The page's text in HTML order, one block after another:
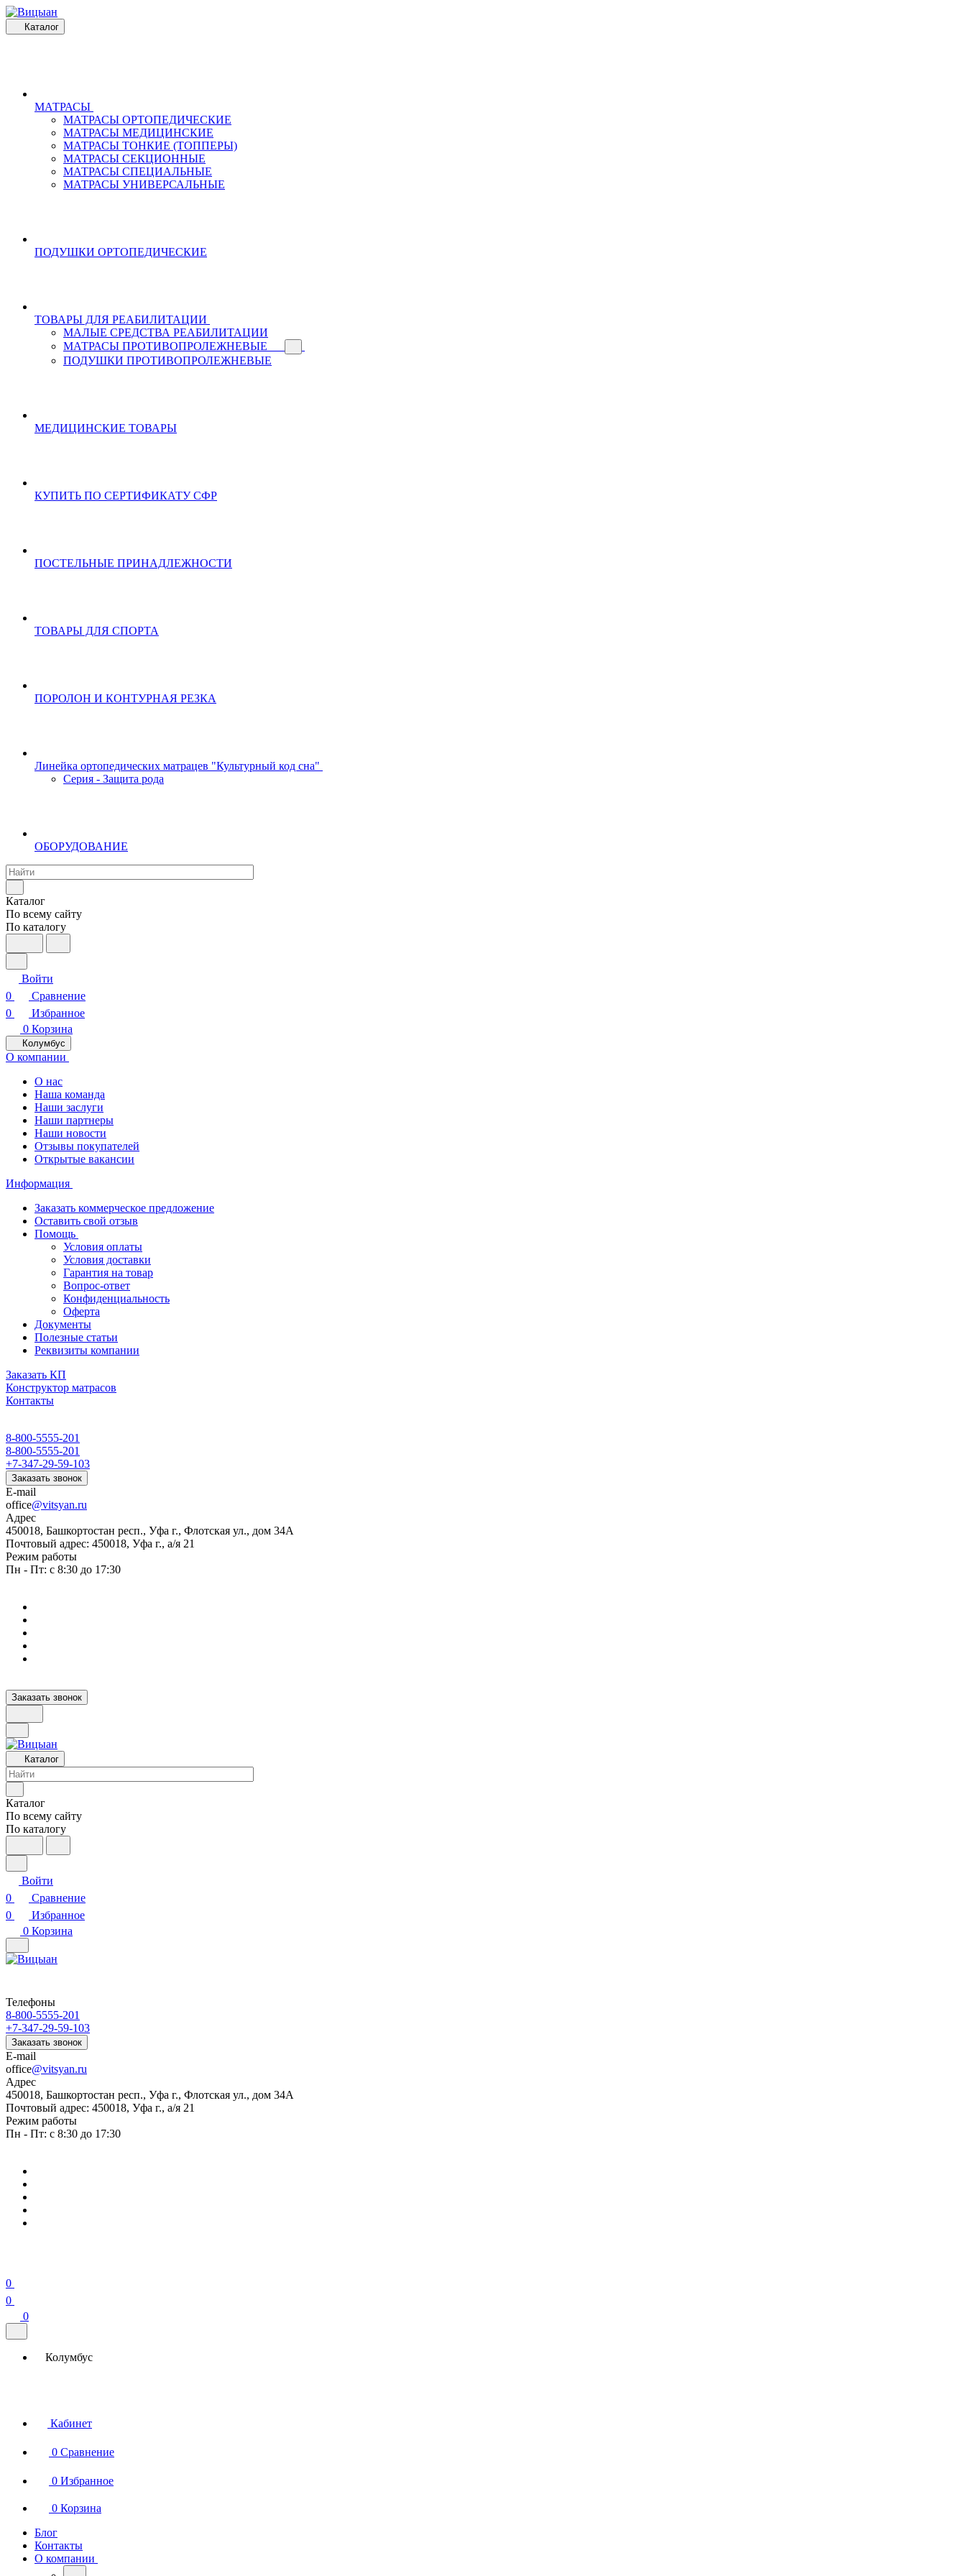
Каталог
МАТРАСЫ
МАТРАСЫ ОРТОПЕДИЧЕСКИЕ
МАТРАСЫ МЕДИЦИНСКИЕ
МАТРАСЫ ТОНКИЕ (ТОППЕРЫ)
МАТРАСЫ СЕКЦИОННЫЕ
МАТРАСЫ СПЕЦИАЛЬНЫЕ
МАТРАСЫ УНИВЕРСАЛЬНЫЕ
ПОДУШКИ ОРТОПЕДИЧЕСКИЕ
ТОВАРЫ ДЛЯ РЕАБИЛИТАЦИИ
МАЛЫЕ СРЕДСТВА РЕАБИЛИТАЦИИ
МАТРАСЫ ПРОТИВОПРОЛЕЖНЕВЫЕ
ПОДУШКИ ПРОТИВОПРОЛЕЖНЕВЫЕ
МЕДИЦИНСКИЕ ТОВАРЫ
КУПИТЬ ПО СЕРТИФИКАТУ СФР
ПОСТЕЛЬНЫЕ ПРИНАДЛЕЖНОСТИ
ТОВАРЫ ДЛЯ СПОРТА
ПОРОЛОН И КОНТУРНАЯ РЕЗКА
Линейка ортопедических матрацев "Культурный код сна"
Серия - Защита рода
ОБОРУДОВАНИЕ
Каталог
По всему сайту
По каталогу
Войти
0
Сравнение
0
Избранное
0 Корзина
Колумбус
О компании
О нас
Наша команда
Наши заслуги
Наши партнеры
Наши новости
Отзывы покупателей
Открытые вакансии
Информация
Заказать коммерческое предложение
Оставить свой отзыв
Помощь
Условия оплаты
Условия доставки
Гарантия на товар
Вопрос-ответ
Конфиденциальность
Оферта
Документы
Полезные статьи
Реквизиты компании
Заказать КП
Конструктор матрасов
Контакты
8-800-5555-201
8-800-5555-201
+7-347-29-59-103
Заказать звонок
E-mail
office@vitsyan.ru
Адрес
450018, Башкортостан респ., Уфа г., Флотская ул., дом 34А
Почтовый адрес: 450018, Уфа г., а/я 21
Режим работы
Пн - Пт: с 8:30 до 17:30
Заказать звонок
Каталог
Каталог
По всему сайту
По каталогу
Войти
0
Сравнение
0
Избранное
0 Корзина
Телефоны
8-800-5555-201
+7-347-29-59-103
Заказать звонок
E-mail
office@vitsyan.ru
Адрес
450018, Башкортостан респ., Уфа г., Флотская ул., дом 34А
Почтовый адрес: 450018, Уфа г., а/я 21
Режим работы
Пн - Пт: с 8:30 до 17:30
0
0
0
Колумбус
Кабинет
0 Сравнение
0 Избранное
0 Корзина
Блог
Контакты
О компании